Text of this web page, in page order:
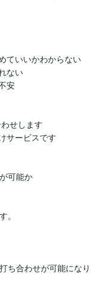
ていいかわからない
ない
安
せします
サービスです
可能か
。
ち合わせが可能になり